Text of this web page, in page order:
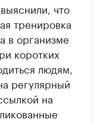
что
тренировка
в организме
коротких
людям,
регулярный
на